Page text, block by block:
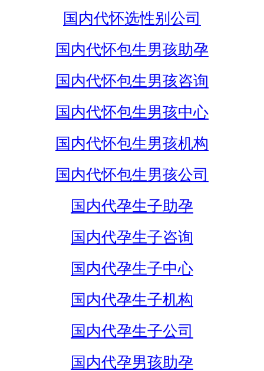
国内代怀选性别公司
国内代怀包生男孩助孕
国内代怀包生男孩咨询
国内代怀包生男孩中心
国内代怀包生男孩机构
国内代怀包生男孩公司
国内代孕生子助孕
国内代孕生子咨询
国内代孕生子中心
国内代孕生子机构
国内代孕生子公司
国内代孕男孩助孕